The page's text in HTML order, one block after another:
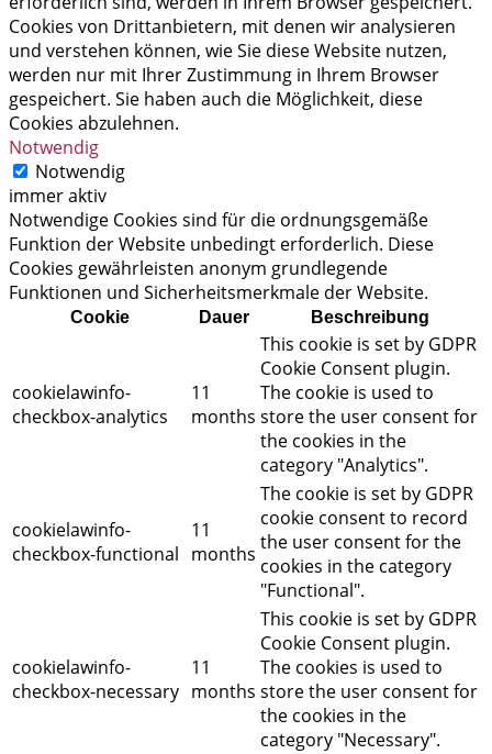
Cookies von Drittanbietern, mit denen wir analysieren
und verstehen können, wie Sie diese Website nutzen,
werden nur mit Ihrer Zustimmung in Ihrem Browser
gespeichert. Sie haben auch die Möglichkeit, diese
Cookies abzulehnen.
Notwendig
Notwendig
immer aktiv
Notwendige Cookies sind für die ordnungsgemäße
Funktion der Website unbedingt erforderlich. Diese
Cookies gewährleisten anonym grundlegende
Funktionen und Sicherheitsmerkmale der Website.
Cookie Dauer Beschreibung
cookielawinfo-
checkbox-analytics
11
months
This cookie is set by GDPR
Cookie Consent plugin.
The cookie is used to
store the user consent for
the cookies in the
category "Analytics".
cookielawinfo-
checkbox-functional
11
months
The cookie is set by GDPR
cookie consent to record
the user consent for the
cookies in the category
"Functional".
cookielawinfo-
checkbox-necessary
11
months
This cookie is set by GDPR
Cookie Consent plugin.
The cookies is used to
store the user consent for
the cookies in the
category "Necessary".